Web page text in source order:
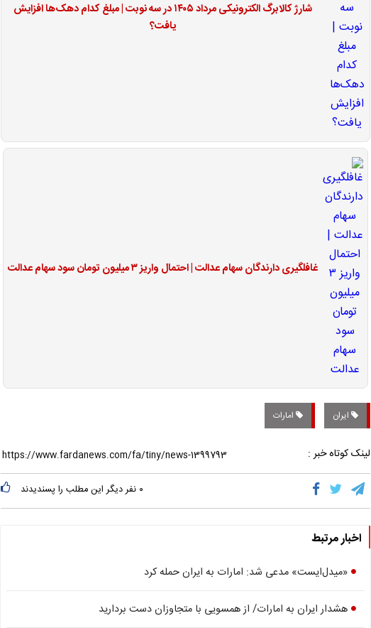
شارژ کالابرگ الکترونیکی مرداد ۱۴۰۵ در سه نوبت | مبلغ کدام دهک‌ها افزایش
یافت؟
غافلگیری دارندگان سهام عدالت | احتمال واریز ۳ میلیون تومان سود سهام عدالت
ایران امارات
لینک کوتاه خبر :
۰ نفر دیگر این مطلب را پسندیدند
اخبار مرتبط
«میدل‌ایست» مدعی شد: امارات به ایران حمله کرد
هشدار ایران به امارات/ از همسویی با متجاوزان دست بردارید